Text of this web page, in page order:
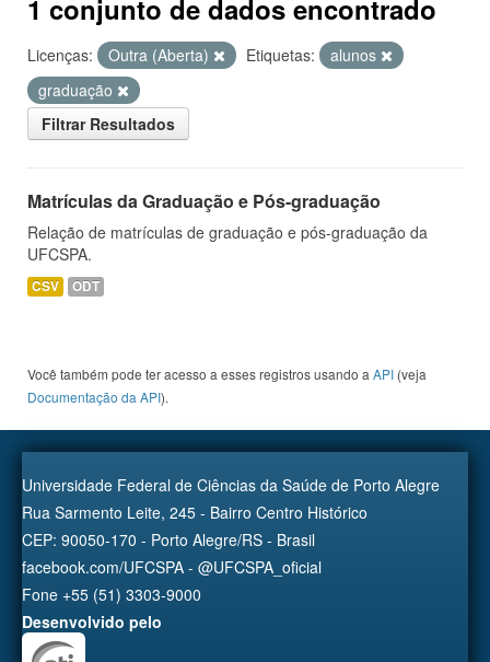
1 conjunto de dados encontrado
Licenças: Outra (Aberta) Etiquetas:
alunos
graduação
Filtrar Resultados
Matrículas da Graduação e Pós-graduação
Relação de matrículas de graduação e pós-graduação da
UFCSPA.
CSV ODT
Você também pode ter acesso a esses registros usando a API (veja
Documentação da API).
Universidade Federal de Ciências da Saúde de Porto Alegre
Rua Sarmento Leite, 245 - Bairro Centro Histórico
CEP: 90050-170 - Porto Alegre/RS - Brasil
facebook.com/UFCSPA - @UFCSPA_oficial
Fone +55 (51) 3303-9000
Desenvolvido pelo